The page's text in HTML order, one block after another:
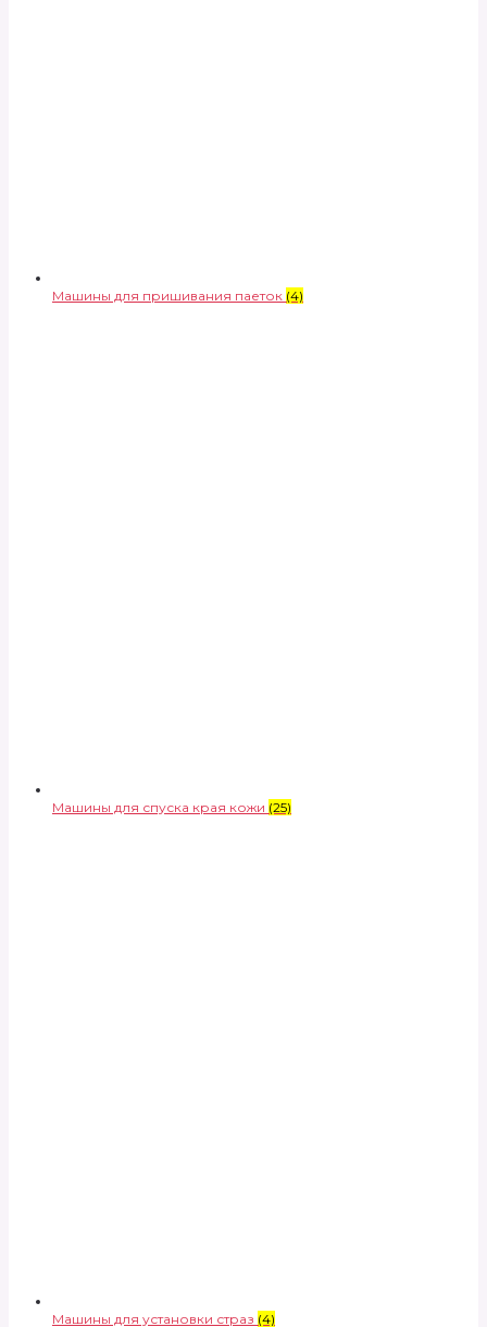
Машины для пришивания паеток (4)
Машины для спуска края кожи (25)
Машины для установки страз (4)